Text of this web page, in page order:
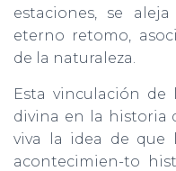
estaciones, se
eterno retomo,
de la naturaleza.
Esta vinculación de
divina en la historia
viva la idea de que
acontecimien-to